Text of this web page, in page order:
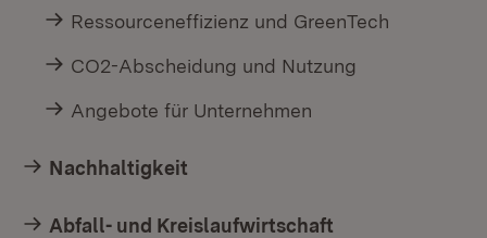
Ressourceneffizienz und GreenTech
CO2-Abscheidung und Nutzung
Angebote für Unternehmen
Nachhaltigkeit
Abfall- und Kreislaufwirtschaft